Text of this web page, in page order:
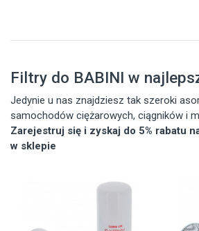
Filtry do BABINI w
Jedynie u nas znajdziesz tak szeroki
samochodów ciężarowych, ciągników i
Zarejestruj się i zyskaj do 5% rabatu
w sklepie